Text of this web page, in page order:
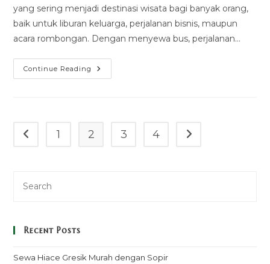
yang sering menjadi destinasi wisata bagi banyak orang,
baik untuk liburan keluarga, perjalanan bisnis, maupun
acara rombongan. Dengan menyewa bus, perjalanan…
Continue Reading Sewa
Bus
Go to the previous page
1 2 3 4 Go to the next
Recent Posts
Sewa Hiace Gresik Murah dengan Sopir